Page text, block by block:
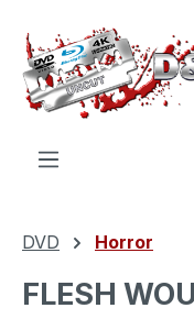
Zum Hauptinhalt
DVD Horror
FLESH